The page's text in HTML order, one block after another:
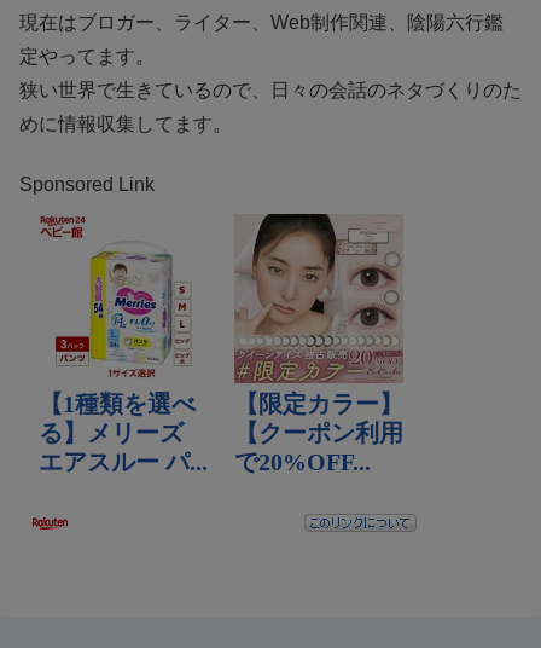
現在はブロガー、ライター、Web制作関連、陰陽六行鑑
定やってます。
狭い世界で生きているので、日々の会話のネタづくりのた
めに情報収集してます。
Sponsored Link